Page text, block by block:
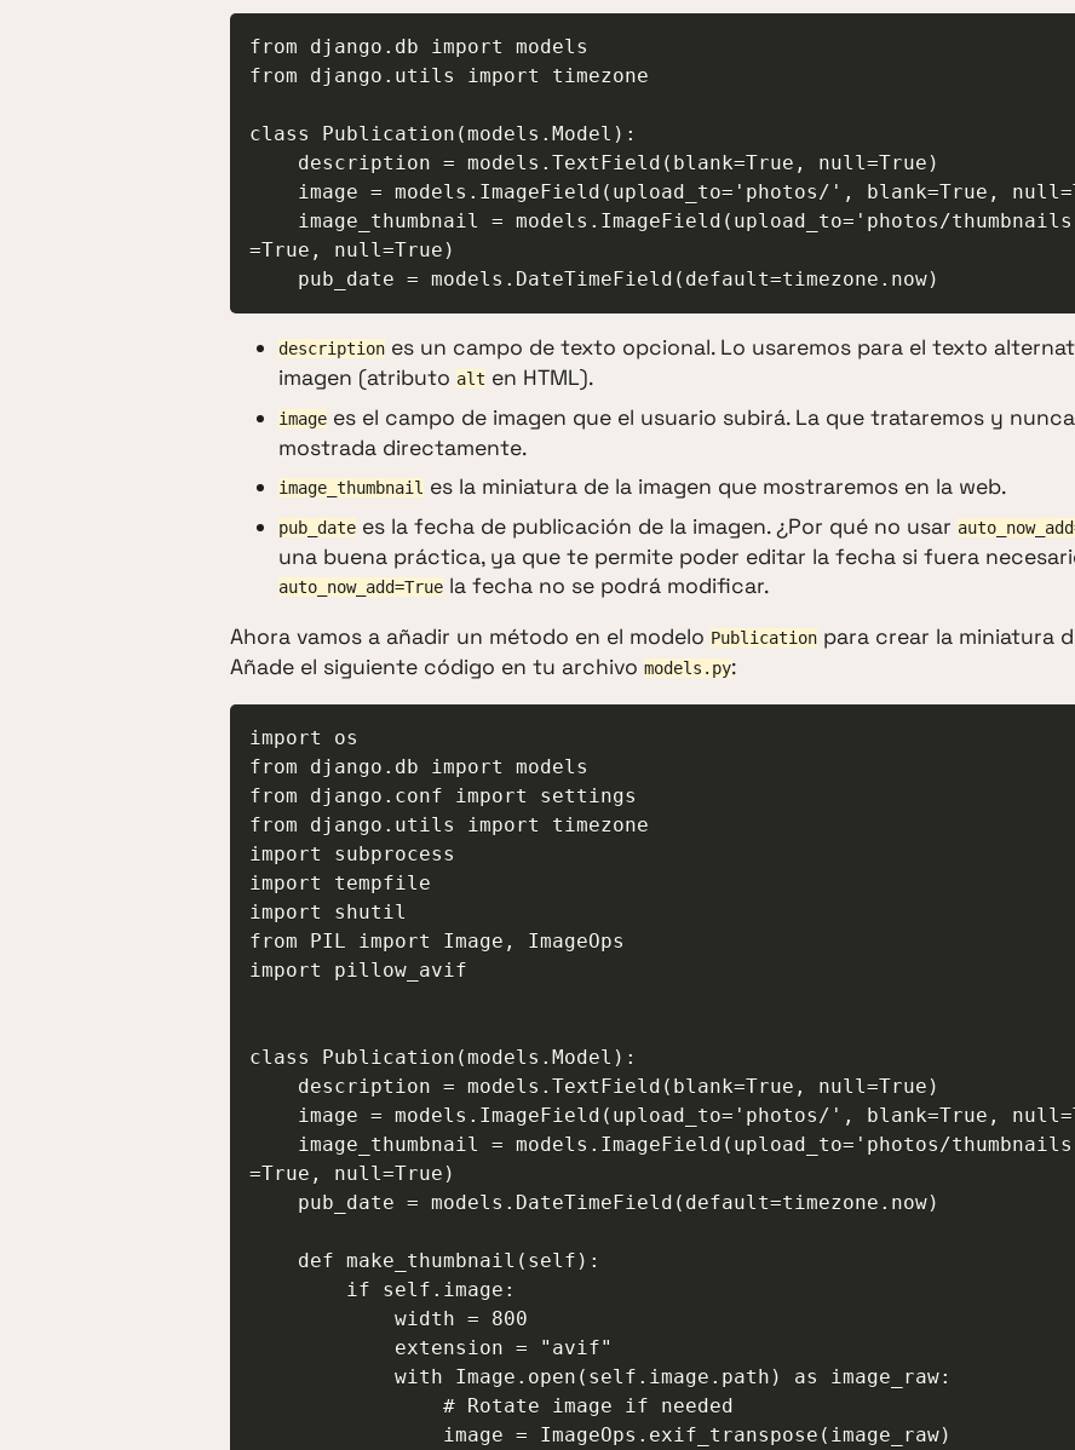
from django.db import models
from django.utils import timezone
class Publication(models.Model):
=True, null=True)
description es un campo de texto opcional. Lo usaremos para el texto
imagen (atributo alt en HTML).
image es el campo de imagen que el usuario subirá. La que trataremos y
mostrada directamente.
image_thumbnail es la miniatura de la imagen que mostraremos en la web.
pub_date es la fecha de publicación de la imagen. ¿Por qué no usar
una buena práctica, ya que te permite poder editar la fecha si fuera
auto_now_add=True la fecha no se podrá modificar.
Ahora vamos a añadir un método en el modelo Publication para crear la miniatura
Añade el siguiente código en tu archivo models.py:
import os
from django.db import models
from django.conf import settings
from django.utils import timezone
import subprocess
import tempfile
import shutil
from PIL import Image, ImageOps
import pillow_avif
class Publication(models.Model):
=True, null=True)